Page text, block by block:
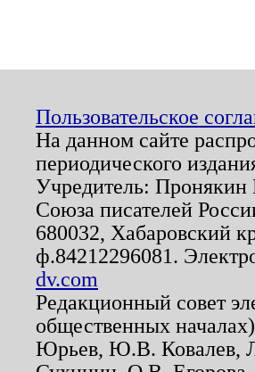
Пользовательское
На данном сайте
периодического
Учредитель:
Союза писателей
680032, Хабаровский
ф.84212296081.
dv.com
Редакционный совет
общественных
Юрьев, Ю.В. Ковалев,